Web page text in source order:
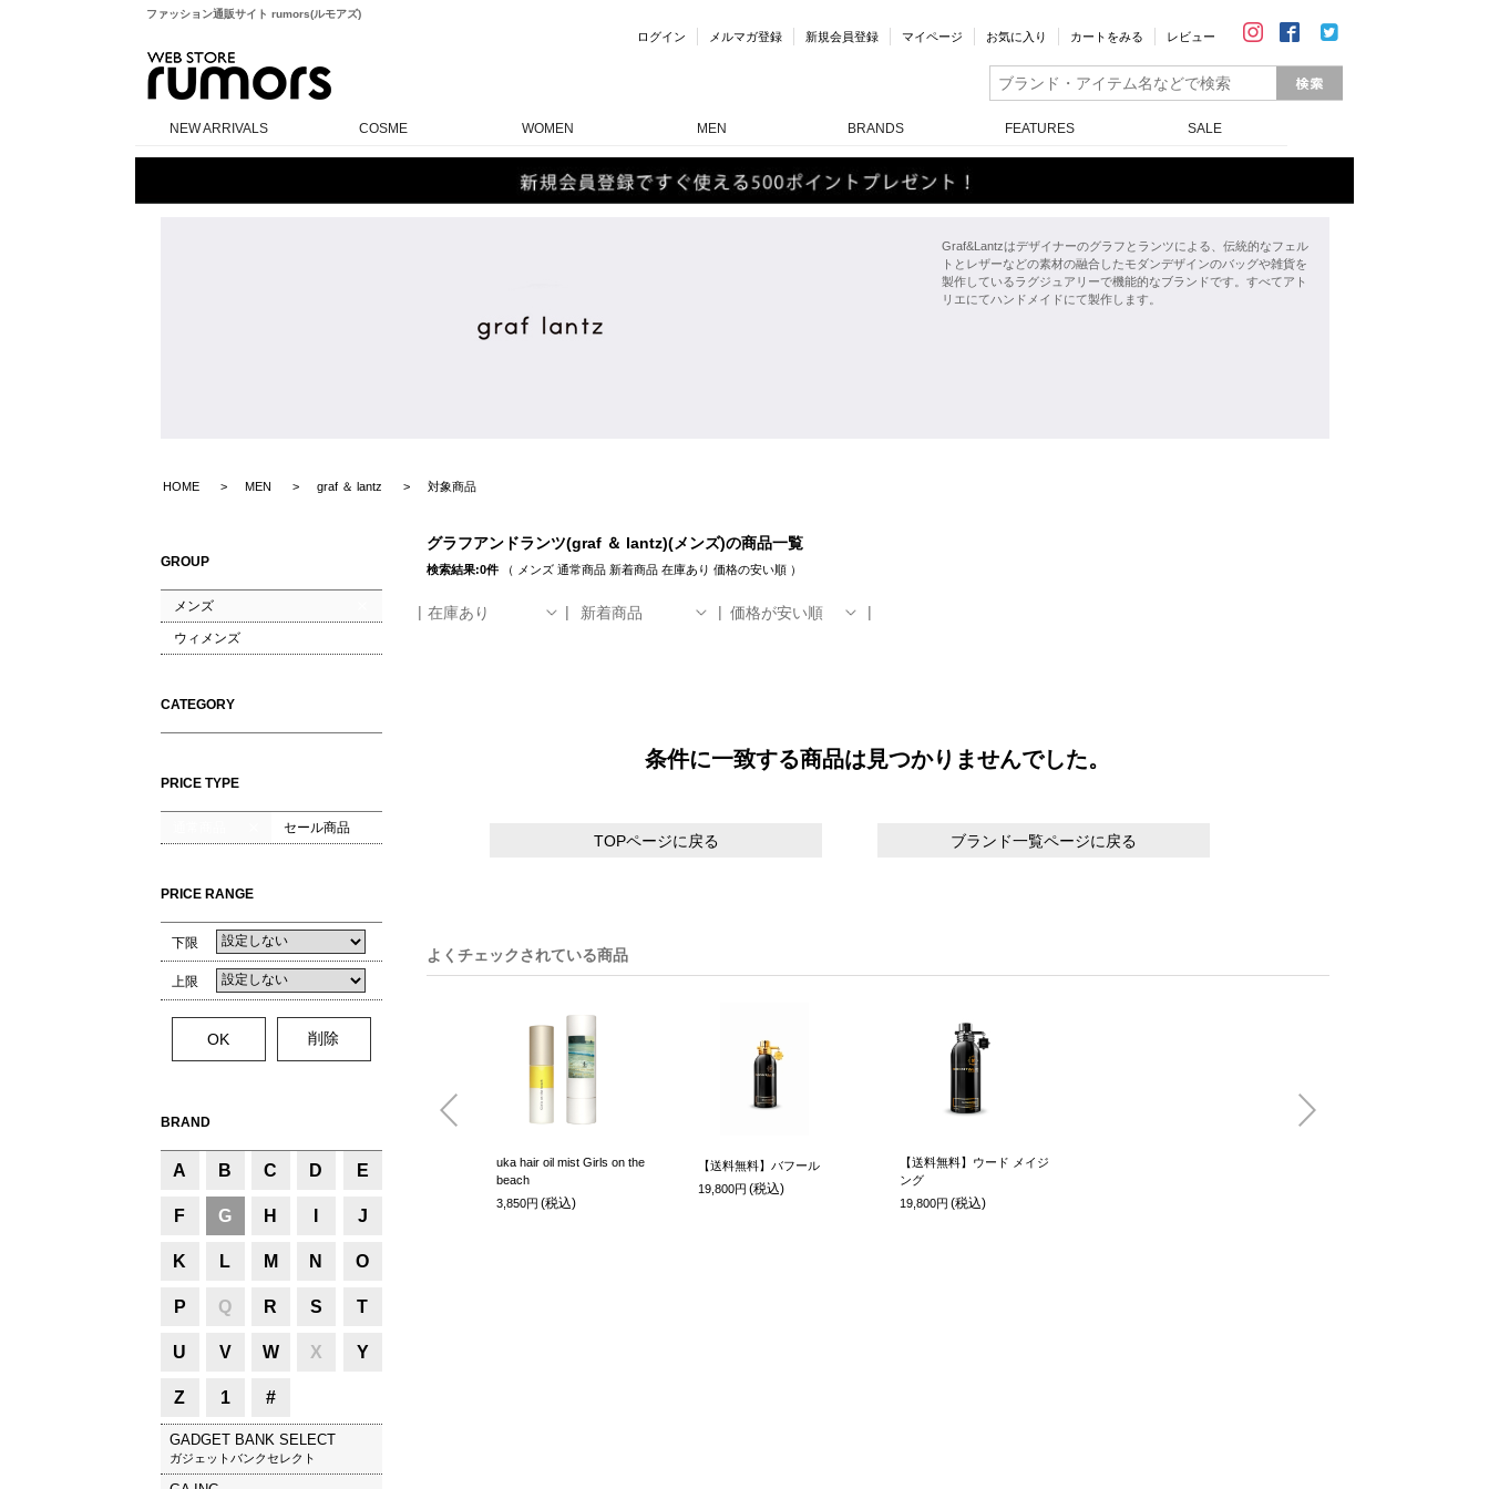
ファッション通販サイト rumors(ルモアズ)
ログイン メルマガ登録 新規会員登録 マイページ お気に入り カートをみる レビュー
NEW ARRIVALS COSME WOMEN MEN BRANDS FEATURES SALE
Graf&Lantzはデザイナーのグラフとランツによる、伝統的なフェル
トとレザーなどの素材の融合したモダンデザインのバッグや雑貨を
製作しているラグジュアリーで機能的なブランドです。すべてアト
リエにてハンドメイドにて製作します。
HOME MEN graf ＆ lantz 対象商品
GROUP
メンズ
ウィメンズ
CATEGORY
PRICE TYPE
セール商品
PRICE RANGE
下限
上限
BRAND
A B C D E
F G H J
K L M N O
P Q R S T
U V W X Y
Z 1 #
GADGET BANK SELECT
ガジェットバンクセレクト
グラフアンドランツ(graf ＆ lantz)(メンズ)の商品一覧
検索結果:0件（ メンズ 通常商品 新着商品 在庫あり 価格の安い順）
在庫あり 新着商品 価格が安い順
条件に一致する商品は見つかりませんでした。
TOPページに戻る ブランド一覧ページに戻る
よくチェックされている商品
uka hair oil mist Girls on the
beach
3,850円 (税込)
【送料無料】バフール
19,800円 (税込)
【送料無料】ウード メイジ
ング
19,800円 (税込)